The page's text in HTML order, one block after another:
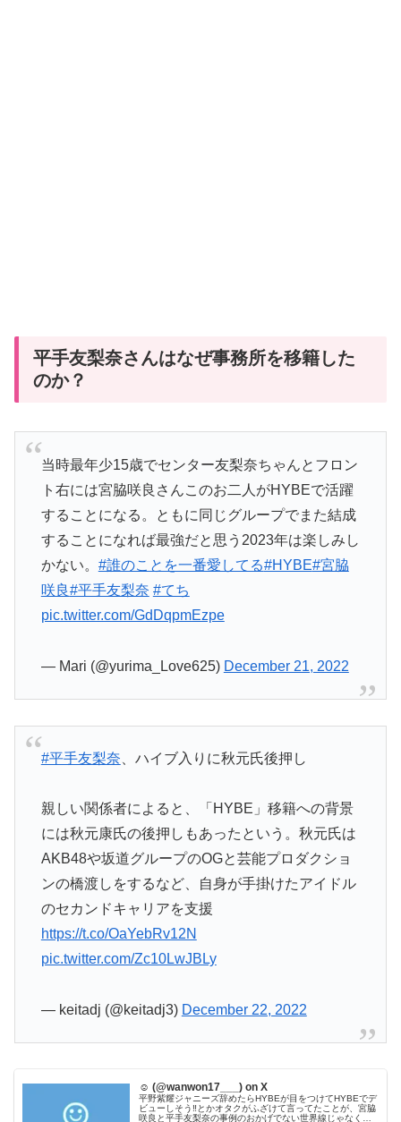
平手友梨奈さんはなぜ事務所を移籍した
のか？
当時最年少15歳でセンター友梨奈ちゃんとフロン
ト右には宮脇咲良さんこのお二人がHYBEで活躍
することになる。ともに同じグループでまた結成
することになれば最強だと思う2023年は楽しみし
かない。 #誰のことを一番愛してる#HYBE#宮脇
咲良#平手友梨奈 #てち
pic.twitter.com/GdDqpmEzpe
— Mari (@yurima_Love625) December 21, 2022
#平手友梨奈 、ハイブ入りに秋元氏後押し
親しい関係者によると、「HYBE」移籍への背景
には秋元康氏の後押しもあったという。秋元氏は
AKB48や坂道グループのOGと芸能プロダクショ
ンの橋渡しをするなど、自身が手掛けたアイドル
のセカンドキャリアを支援
https://t.co/OaYebRv12N
pic.twitter.com/Zc10LwJBLy
— keitadj (@keitadj3) December 22, 2022
☺︎ (@wanwon17___) on X
平野紫耀ジャニーズ辞めたらHYBEが目をつけてHYBEでデ
ビューしそう‼️とかオタクがふざけて言ってたことが、宮脇
咲良と平手友梨奈の事例のおかげでない世界線じゃなくな